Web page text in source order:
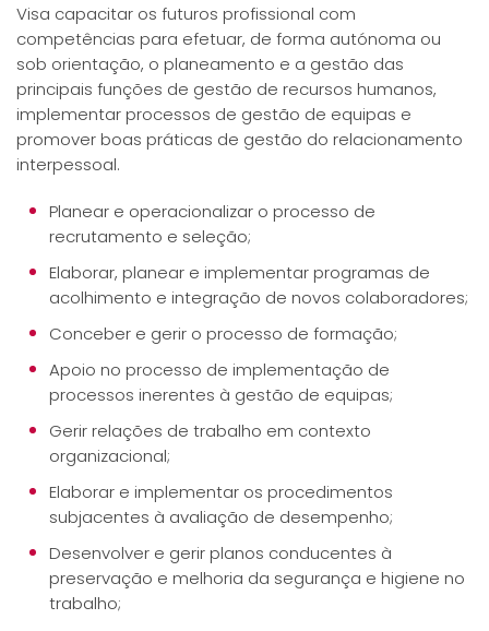
Visa capacitar os futuros profissional com
competências para efetuar, de forma autónoma ou
sob orientação, o planeamento e a gestão das
principais funções de gestão de recursos humanos,
implementar processos de gestão de equipas e
promover boas práticas de gestão do relacionamento
interpessoal.
Planear e operacionalizar o processo de
recrutamento e seleção;
Elaborar, planear e implementar programas de
acolhimento e integração de novos colaboradores;
Conceber e gerir o processo de formação;
Apoio no processo de implementação de
processos inerentes à gestão de equipas;
Gerir relações de trabalho em contexto
organizacional;
Elaborar e implementar os procedimentos
subjacentes à avaliação de desempenho;
Desenvolver e gerir planos conducentes à
preservação e melhoria da segurança e higiene no
trabalho;